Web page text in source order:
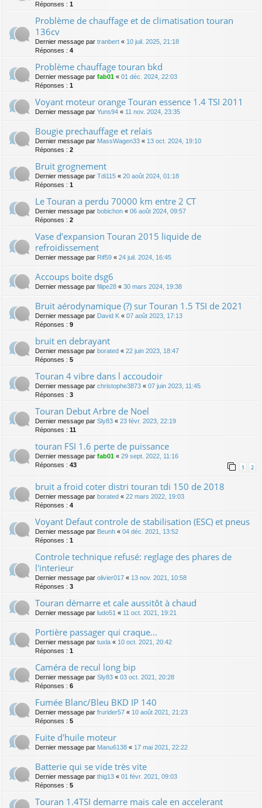
Réponses : 1
Problème de chauffage et de climatisation touran
136cv
Dernier message par tranbert « 10 juil. 2025, 21:18
Réponses : 4
Problème chauffage touran bkd
Dernier message par fab01 « 01 déc. 2024, 22:03
Réponses : 1
Voyant moteur orange Touran essence 1.4 TSI 2011
Dernier message par Yuns94 « 11 nov. 2024, 23:35
Bougie prechauffage et relais
Dernier message par MassWagen33 « 13 oct. 2024, 19:10
Réponses : 2
Bruit grognement
Dernier message par Tdi115 « 20 août 2024, 01:18
Réponses : 1
Le Touran a perdu 70000 km entre 2 CT
Dernier message par bobichon « 06 août 2024, 09:57
Réponses : 2
Vase d’expansion Touran 2015 liquide de
refroidissement
Dernier message par Rif59 « 24 juil. 2024, 16:45
Accoups boite dsg6
Dernier message par filipe28 « 30 mars 2024, 19:38
Bruit aérodynamique (?) sur Touran 1.5 TSI de 2021
Dernier message par David K « 07 août 2023, 17:13
Réponses : 9
bruit en debrayant
Dernier message par borated « 22 juin 2023, 18:47
Réponses : 5
Touran 4 vibre dans l accoudoir
Dernier message par christophe3873 « 07 juin 2023, 11:45
Réponses : 3
Touran Debut Arbre de Noel
Dernier message par Sly83 « 23 févr. 2023, 22:19
Réponses : 11
touran FSI 1.6 perte de puissance
Dernier message par fab01 « 29 sept. 2022, 11:16
Réponses : 43 1 2
bruit a froid coter distri touran tdi 150 de 2018
Dernier message par borated « 22 mars 2022, 19:03
Réponses : 4
Voyant Defaut controle de stabilisation (ESC) et pneus
Dernier message par Beunh « 04 déc. 2021, 13:52
Réponses : 1
Controle technique refusé: reglage des phares de
l'interieur
Dernier message par olivier017 « 13 nov. 2021, 10:58
Réponses : 3
Touran démarre et cale aussitôt à chaud
Dernier message par ludo51 « 11 oct. 2021, 19:21
Portière passager qui craque...
Dernier message par tuxla « 10 oct. 2021, 20:42
Réponses : 1
Caméra de recul long bip
Dernier message par Sly83 « 03 oct. 2021, 20:28
Réponses : 6
Fumée Blanc/Bleu BKD IP 140
Dernier message par frurider57 « 10 août 2021, 21:23
Réponses : 5
Fuite d'huile moteur
Dernier message par Manu6138 « 17 mai 2021, 22:22
Batterie qui se vide très vite
Dernier message par thig13 « 01 févr. 2021, 09:03
Réponses : 5
Touran 1.4TSI demarre mais cale en accelerant